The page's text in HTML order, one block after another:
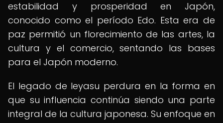
estabilidad y prosperidad en Japón,
conocido como el período Edo. Esta era de
paz permitió un florecimiento de las artes, la
cultura y el comercio, sentando las bases
para el Japón moderno.
El legado de Ieyasu perdura en la forma en
que su influencia continúa siendo una parte
integral de la cultura japonesa. Su enfoque en